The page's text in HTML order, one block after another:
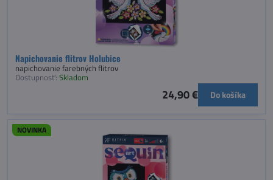
Napichovanie flitrov Holubice
napichovanie farebných flitrov
Dostupnosť: Skladom
24,90 € Do košíka
NOVINKA